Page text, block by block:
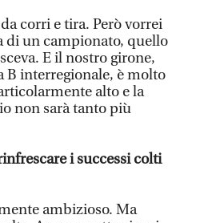
corri e tira. Però vorrei
di un campionato, quello
E il nostro girone,
B interregionale, è molto
alto e la
non sarà tanto più
i successi colti
ambizioso. Ma